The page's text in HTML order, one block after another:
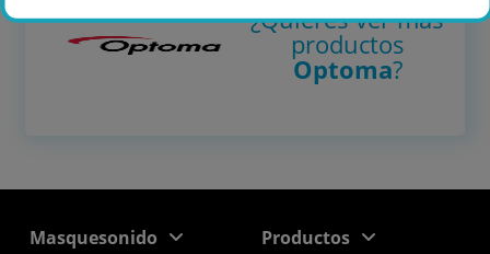
¿Quieres ver más
productos
Optoma?
Masquesonido Productos